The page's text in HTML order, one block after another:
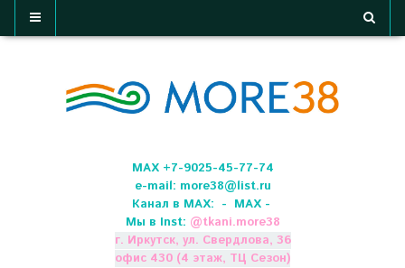
МАХ +7-9025-45-77-74
e-mail: more38@list.ru
Канал в МАХ: - МАХ -
Мы в Inst: @tkani.more38
г. Иркутск, ул. Свердлова, 36
офис 430 (4 этаж, ТЦ Сезон)